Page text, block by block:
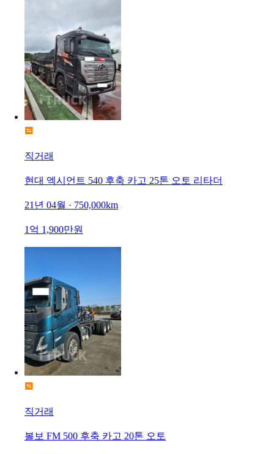
직거래
현대 엑시언트 540 후축 카고 25톤 오토 리타더
21년 04월 · 750,000km
1억 1,900만원
직거래
볼보 FM 500 후축 카고 20톤 오토